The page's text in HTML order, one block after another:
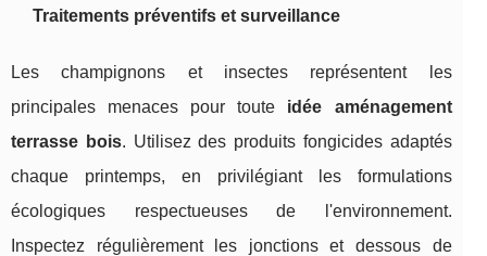
Traitements préventifs et surveillance
Les champignons et insectes représentent les
principales menaces pour toute idée aménagement
terrasse bois. Utilisez des produits fongicides adaptés
chaque printemps, en privilégiant les formulations
écologiques respectueuses de l'environnement.
Inspectez régulièrement les jonctions et dessous de